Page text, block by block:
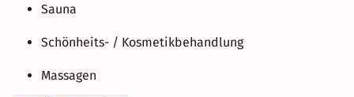
Sauna
Schönheits- / Kosmetikbehandlung
Massagen